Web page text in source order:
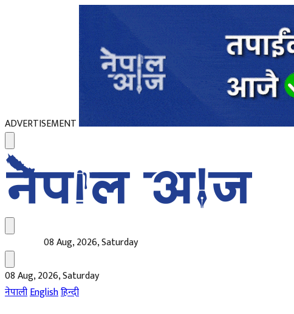
ADVERTISEMENT
08 Aug, 2026, Saturday
08 Aug, 2026, Saturday
नेपालीEnglishहिन्दी